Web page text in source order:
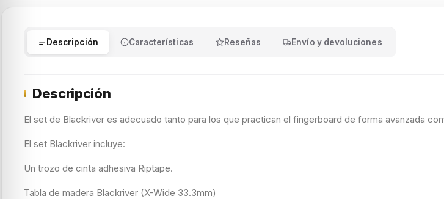
Descripción Características Reseñas Envío y devoluciones
Descripción
El set de Blackriver es adecuado tanto para los que practican el fingerboard de forma avanzada
El set Blackriver incluye:
Un trozo de cinta adhesiva Riptape.
Tabla de madera Blackriver (X-Wide 33.3mm)